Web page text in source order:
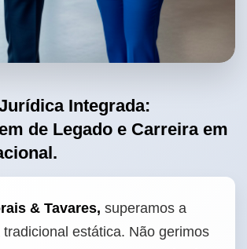
Integrada:
de Legado e Carreira em
& Tavares, superamos a
estática. Não gerimos